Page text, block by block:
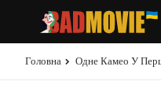
Головна Одне Камео У